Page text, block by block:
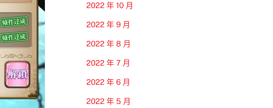
2022 年 10 月
2022 年 9 月
2022 年 8 月
2022 年 7 月
2022 年 6 月
2022 年 5 月